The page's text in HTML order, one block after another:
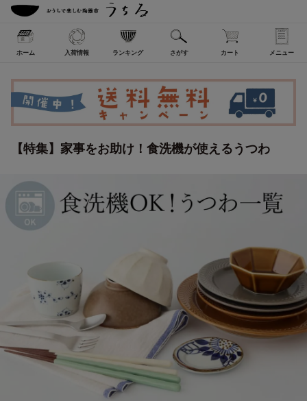
ホーム 入荷情報 ランキング さがす カート メニュー
【特集】家事をお助け！食洗機が使えるうつわ